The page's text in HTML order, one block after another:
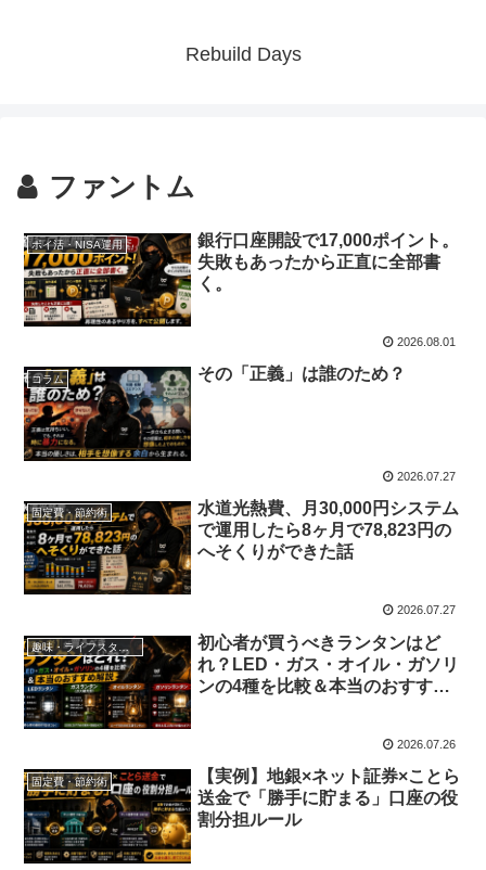
Rebuild Days
ファントム
ポイ活・NISA運用
銀行口座開設で17,000ポイント。
失敗もあったから正直に全部書
く。
2026.08.01
コラム その「正義」は誰のため？
2026.07.27
固定費・節約術
水道光熱費、月30,000円システム
で運用したら8ヶ月で78,823円の
へそくりができた話
2026.07.27
趣味・ライフスタイル
初心者が買うべきランタンはど
れ？LED・ガス・オイル・ガソリ
ンの4種を比較＆本当のおすすめ
2026.07.26
固定費・節約術
【実例】地銀×ネット証券×ことら
送金で「勝手に貯まる」口座の役
割分担ルール